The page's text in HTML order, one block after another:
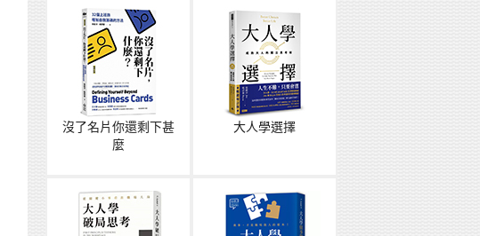
沒了名片你還剩下甚
麼
大人學選擇